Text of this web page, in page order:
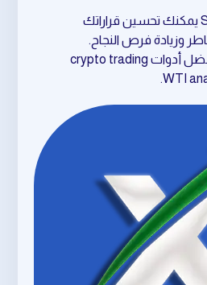
باستخدام SmartChartX يمكنك تحسين قراراتك
وزيادة فرص النجاح.
ابدأ اليوم واستفد من أفضل أدوات crypto trading